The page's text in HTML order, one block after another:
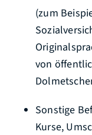
(zum
von
Sonstige
Kurse,